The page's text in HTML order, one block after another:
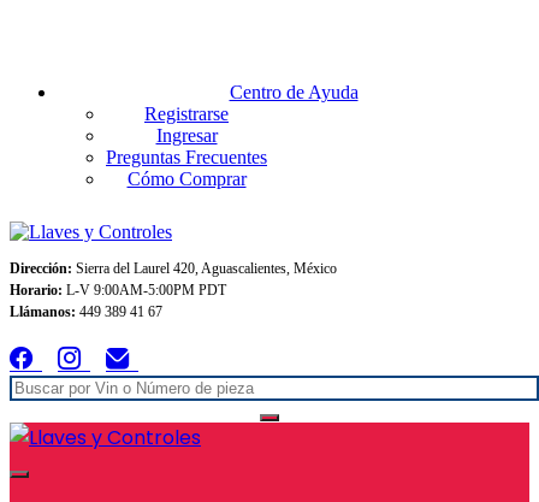
Centro de Ayuda
Registrarse
Ingresar
Preguntas Frecuentes
Cómo Comprar
Dirección: Sierra del Laurel 420, Aguascalientes, México
Horario: L-V 9:00AM-5:00PM PDT
Llámanos: 449 389 41 67